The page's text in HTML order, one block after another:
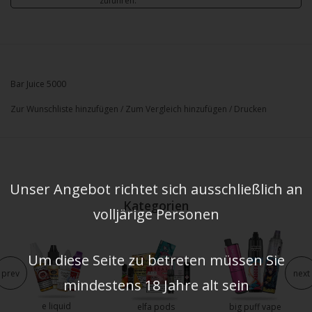
Bar Juice 5000
Zur Wunschliste hinzufügen / Zum Vergleich hinzufügen / Drucken
Kategorien
e liquid elfa pods big puff vape
prev next
Unser Angebot richtet sich ausschließlich an
volljärige Personen
Um diese Seite zu betreten müssen Sie
mindestens 18 Jahre alt sein